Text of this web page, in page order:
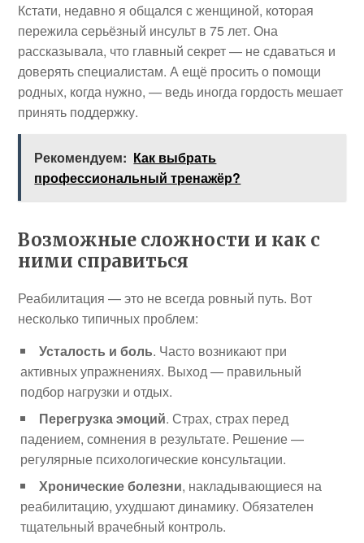
Кстати, недавно я общался с женщиной, которая
пережила серьёзный инсульт в 75 лет. Она
рассказывала, что главный секрет — не сдаваться и
доверять специалистам. А ещё просить о помощи
родных, когда нужно, — ведь иногда гордость мешает
принять поддержку.
Рекомендуем: Как выбрать
профессиональный тренажёр?
Возможные сложности и как с
ними справиться
Реабилитация — это не всегда ровный путь. Вот
несколько типичных проблем:
Усталость и боль. Часто возникают при
активных упражнениях. Выход — правильный
подбор нагрузки и отдых.
Перегрузка эмоций. Страх, страх перед
падением, сомнения в результате. Решение —
регулярные психологические консультации.
Хронические болезни, накладывающиеся на
реабилитацию, ухудшают динамику. Обязателен
тщательный врачебный контроль.